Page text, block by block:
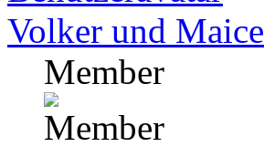
Volker und Maice
Member